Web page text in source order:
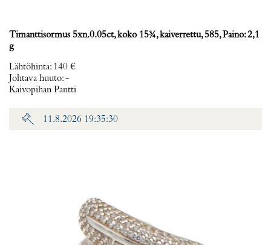
Timanttisormus 5xn.0.05ct, koko 15¾, kaiverrettu, 585, Paino: 2,1
g
Lähtöhinta: 140 €
Johtava huuto:-
Kaivopihan Pantti
11.8.2026 19:35:30